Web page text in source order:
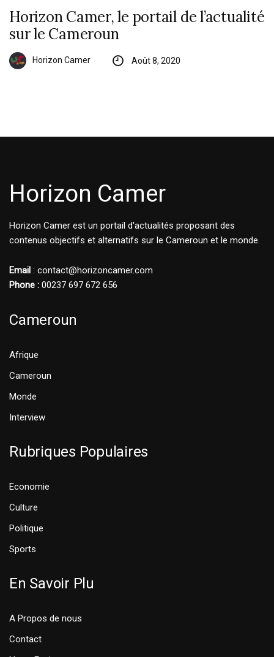
Horizon Camer, le portail de l’actualité
sur le Cameroun
Horizon Camer Août 8, 2020
Horizon Camer
Horizon Camer est un portail d'actualités proposant des
contenus objectifs et alternatifs sur le Cameroun et le monde.
Email : contact@horizoncamer.com
Phone : 00237 697 672 656
Cameroun
Afrique
Cameroun
Monde
Interview
Rubriques Populaires
Economie
Culture
Politique
Sports
En Savoir Plu
A Propos de nous
Contact